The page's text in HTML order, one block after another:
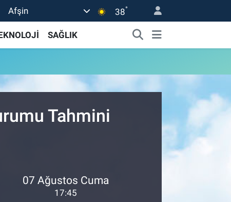
Afşin 38°
SAĞLIK
Tahmini
07 Ağustos Cuma
17:45